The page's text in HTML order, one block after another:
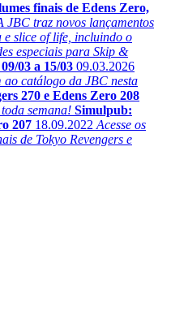
finais de Edens Zero,
JBC traz novos lançamentos
e slice of life, incluindo o
especiais para Skip &
03 a 15/03 09.03.2026
ao catálogo da JBC nesta
270 e Edens Zero 208
semana! Simulpub:
207 18.09.2022 Acesse os
de Tokyo Revengers e